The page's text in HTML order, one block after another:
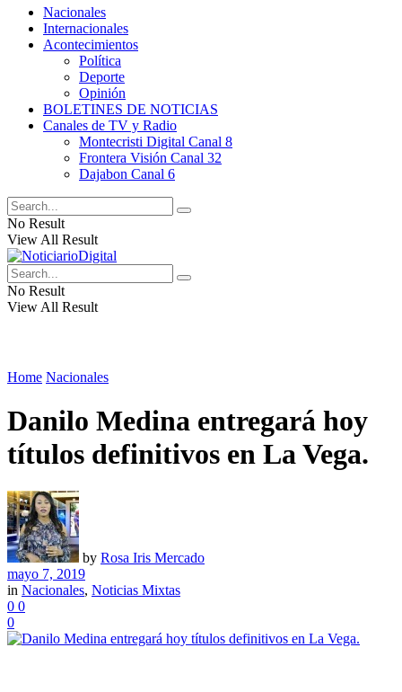
Nacionales
Internacionales
Acontecimientos
Política
Deporte
Opinión
BOLETINES DE NOTICIAS
Canales de TV y Radio
Montecristi Digital Canal 8
Frontera Visión Canal 32
Dajabon Canal 6
No Result
View All Result
No Result
View All Result
Home Nacionales
Danilo Medina entregará hoy
títulos definitivos en La Vega.
by Rosa Iris Mercado
mayo 7, 2019
in Nacionales, Noticias Mixtas
0 0
0